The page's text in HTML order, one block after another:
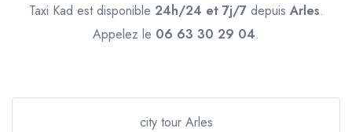
Taxi Kad est disponible 24h/24 et 7j/7depuis Arles.
Appelez le 06 63 30 29 04.
city tour Arles